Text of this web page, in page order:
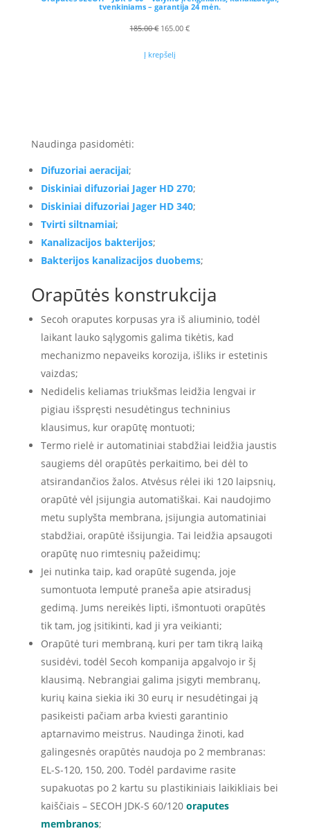
tvenkiniams – garantija 24 mėn.
185.00€ Original
165.00€Current
Į krepšelį
Naudinga pasidomėti:
Difuzoriai aeracijai;
Diskiniai difuzoriai Jager HD 270;
Diskiniai difuzoriai Jager HD 340;
Tvirti siltnamiai;
Kanalizacijos bakterijos;
Bakterijos kanalizacijos duobems;
Orapūtės konstrukcija
Secoh oraputes korpusas yra iš aliuminio, todėl
laikant lauko sąlygomis galima tikėtis, kad
mechanizmo nepaveiks korozija, išliks ir estetinis
vaizdas;
Nedidelis keliamas triukšmas leidžia lengvai ir
pigiau išspręsti nesudėtingus techninius
klausimus, kur orapūtę montuoti;
Termo rielė ir automatiniai stabdžiai leidžia jaustis
saugiems dėl orapūtės perkaitimo, bei dėl to
atsirandančios žalos. Atvėsus rėlei iki 120 laipsnių,
orapūtė vėl įsijungia automatiškai. Kai naudojimo
metu suplyšta membrana, įsijungia automatiniai
stabdžiai, orapūtė išsijungia. Tai leidžia apsaugoti
orapūtę nuo rimtesnių pažeidimų;
Jei nutinka taip, kad orapūtė sugenda, joje
sumontuota lemputė praneša apie atsiradusį
gedimą. Jums nereikės lipti, išmontuoti orapūtės
tik tam, jog įsitikinti, kad ji yra veikianti;
Orapūtė turi membraną, kuri per tam tikrą laiką
susidėvi, todėl Secoh kompanija apgalvojo ir šį
klausimą. Nebrangiai galima įsigyti membranų,
kurių kaina siekia iki 30 eurų ir nesudėtingai ją
pasikeisti pačiam arba kviesti garantinio
aptarnavimo meistrus. Naudinga žinoti, kad
galingesnės orapūtės naudoja po 2 membranas:
EL-S-120, 150, 200. Todėl pardavime rasite
supakuotas po 2 kartu su plastikiniais laikikliais bei
kaiščiais – SECOH JDK-S 60/120 oraputes
membranos;